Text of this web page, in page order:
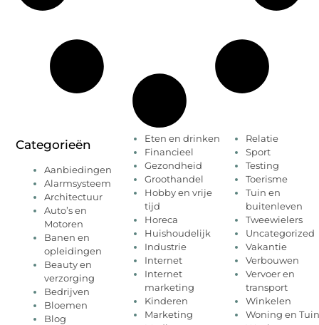
Categorieën
Aanbiedingen
Alarmsysteem
Architectuur
Auto’s en
Motoren
Banen en
opleidingen
Beauty en
verzorging
Bedrijven
Bloemen
Blog
Eten en drinken
Financieel
Gezondheid
Groothandel
Hobby en vrije
tijd
Horeca
Huishoudelijk
Industrie
Internet
Internet
marketing
Kinderen
Marketing
Relatie
Sport
Testing
Toerisme
Tuin en
buitenleven
Tweewielers
Uncategorized
Vakantie
Verbouwen
Vervoer en
transport
Winkelen
Woning en Tuin